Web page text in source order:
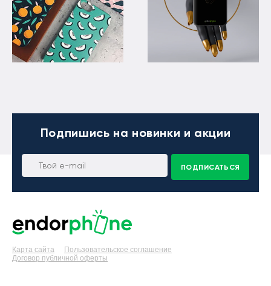
Подпишись на новинки и акции
ПОДПИСАТЬСЯ
Карта сайта
Пользовательское соглашение
Договор публичной оферты